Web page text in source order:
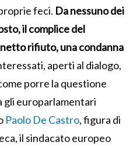
feci. Da nessuno dei
il complice del
rifiuto, una condanna
aperti al dialogo,
porre la questione
gli europarlamentari
Paolo De Castro, figura di
il sindacato europeo